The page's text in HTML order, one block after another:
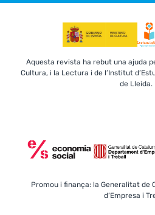
Aquesta revista ha rebut una ajuda
Cultura, i la Lectura i de l’Institut
de Lleida.
Promou i finança: la Generalitat de
d’Empresa i